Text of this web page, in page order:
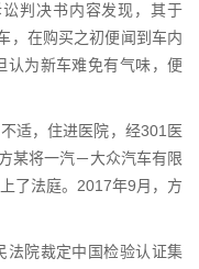
判决书内容发现，其于
，在购买之初便闻到车内
认为新车难免有气味，便
适，住进医院，经301医
某将一汽－大众汽车有限
了法庭。2017年9月，方
法院裁定中国检验认证集